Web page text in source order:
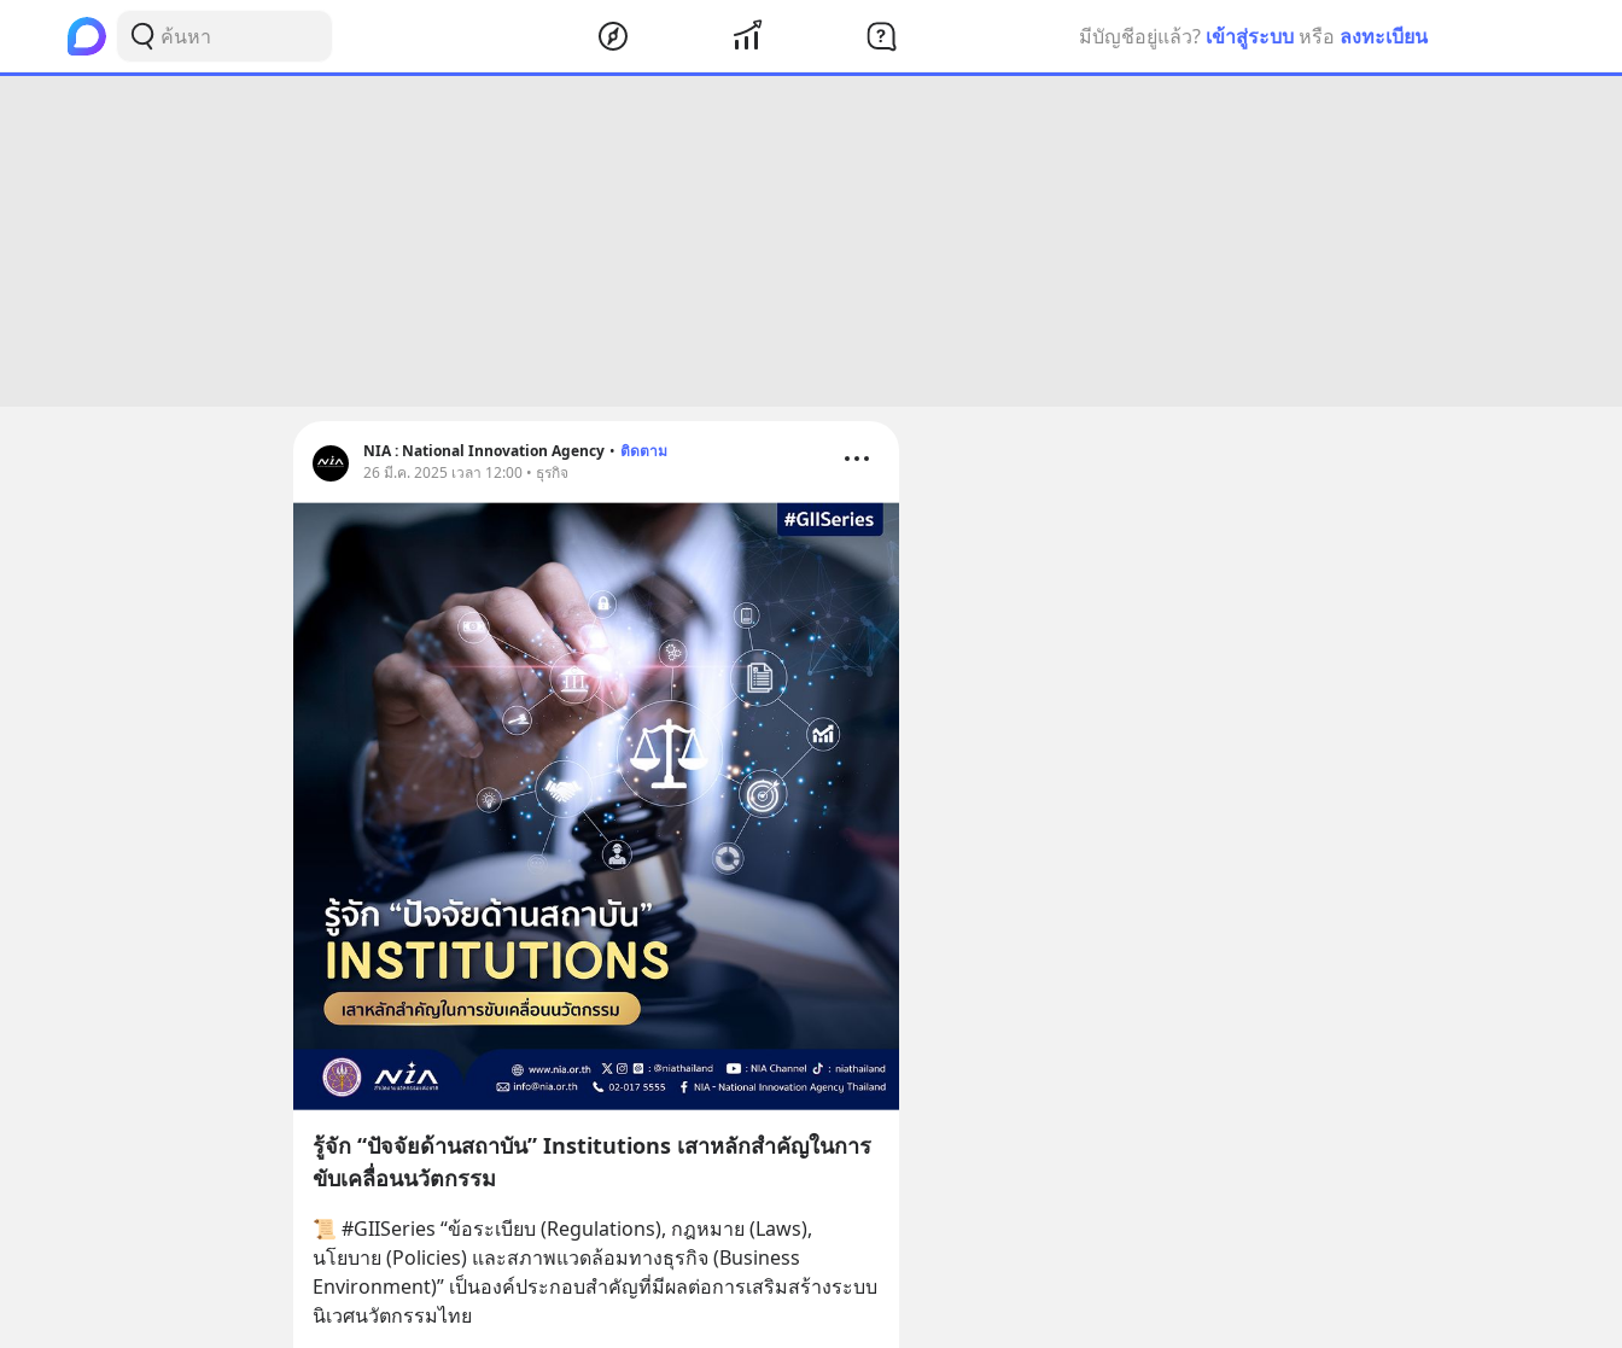
มีบัญชีอยู่แล้ว? เข้าสู่ระบบ หรือ ลงทะเบียน
NIA : National Innovation Agency • ติดตาม
26 มี.ค. 2025 เวลา 12:00 • ธุรกิจ
รู้จัก “ปัจจัยด้านสถาบัน” Institutions เสาหลักสำคัญในการ
ขับเคลื่อนนวัตกรรม
📜 #GIISeries “ข้อระเบียบ (Regulations), กฎหมาย (Laws),
นโยบาย (Policies) และสภาพแวดล้อมทางธุรกิจ (Business
Environment)” เป็นองค์ประกอบสำคัญที่มีผลต่อการเสริมสร้างระบบ
นิเวศนวัตกรรมไทย